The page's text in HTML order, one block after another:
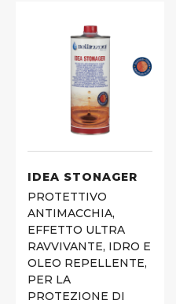
IDEA STONAGER
PROTETTIVO
ANTIMACCHIA,
EFFETTO ULTRA
RAVVIVANTE, IDRO E
OLEO REPELLENTE,
PER LA
PROTEZIONE DI